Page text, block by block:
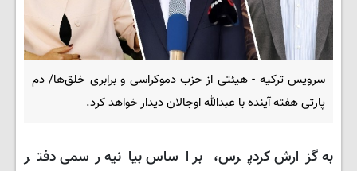
سرویس ترکیه - هیئتی از حزب دموکراسی و برابری خلق‌ها/ دم
پارتی هفته آینده با عبدالله اوجالان دیدار خواهد کرد.
به گزارش کردپرس، بر اساس بیانیه رسمی دفتر